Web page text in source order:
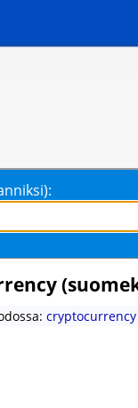
cryptocurrency